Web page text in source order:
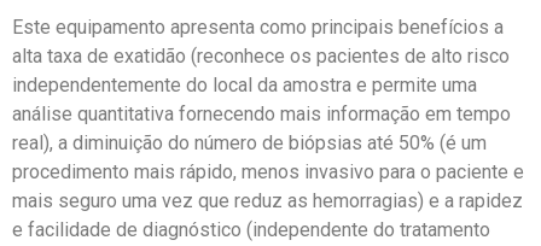
Este equipamento apresenta como principais benefícios a
alta taxa de exatidão (reconhece os pacientes de alto risco
independentemente do local da amostra e permite uma
análise quantitativa fornecendo mais informação em tempo
real), a diminuição do número de biópsias até 50% (é um
procedimento mais rápido, menos invasivo para o paciente e
mais seguro uma vez que reduz as hemorragias) e a rapidez
e facilidade de diagnóstico (independente do tratamento